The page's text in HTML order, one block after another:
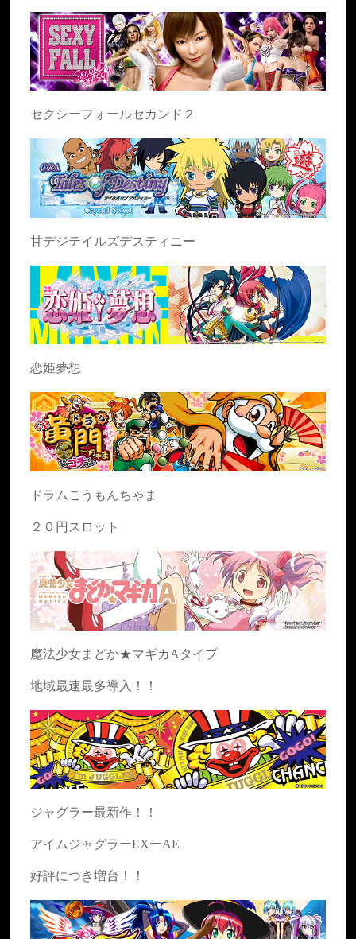
セクシーフォールセカンド２
甘デジテイルズデスティニー
恋姫夢想
ドラムこうもんちゃま
２０円スロット
魔法少女まどか★マギカAタイプ
地域最速最多導入！！
ジャグラー最新作！！
アイムジャグラーEXーAE
好評につき増台！！